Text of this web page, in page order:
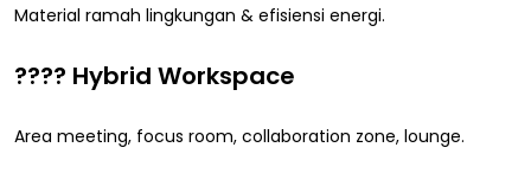
Material ramah lingkungan & efisiensi energi.
???? Hybrid Workspace
Area meeting, focus room, collaboration zone, lounge.